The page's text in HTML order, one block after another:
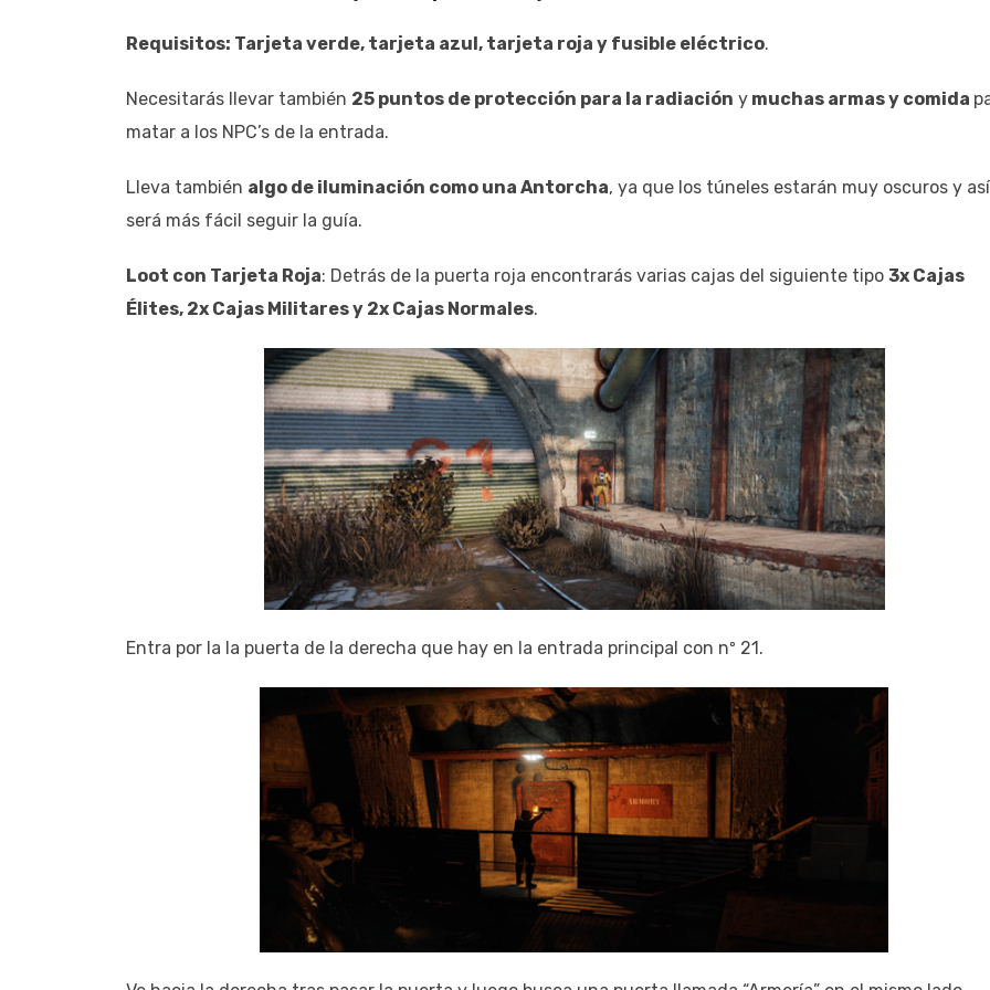
Requisitos: Tarjeta verde, tarjeta azul, tarjeta roja y fusible eléctrico.
Necesitarás llevar también 25 puntos de protección para la radiación y muchas armas y comida
matar a los NPC’s de la entrada.
Lleva también algo de iluminación como una Antorcha, ya que los túneles estarán muy oscuros y así
será más fácil seguir la guía.
Loot con Tarjeta Roja: Detrás de la puerta roja encontrarás varias cajas del siguiente tipo 3x Cajas
Élites, 2x Cajas Militares y 2x Cajas Normales.
Entra por la la puerta de la derecha que hay en la entrada principal con nº 21.